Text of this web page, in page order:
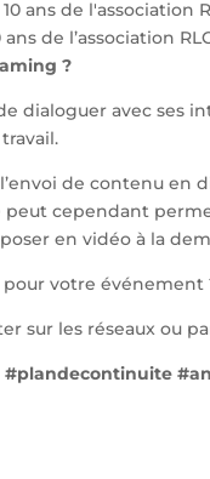
de l’association
?
dialoguer avec ses
de contenu en
cependant
en vidéo à la
pour votre événement
sur les réseaux ou